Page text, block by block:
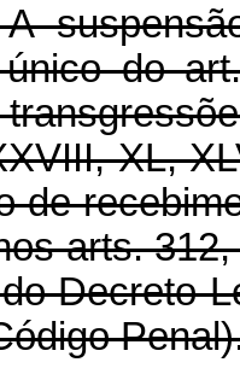
único do
XL,
de
arts.
Decreto-